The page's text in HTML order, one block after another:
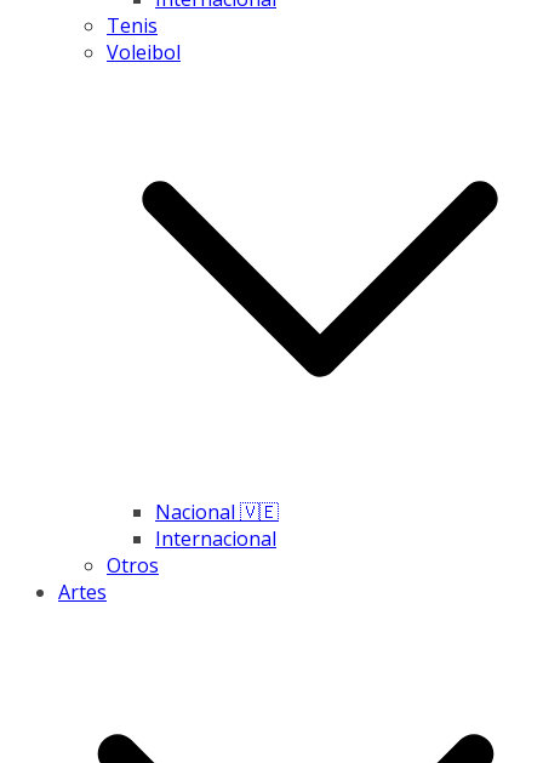
Tenis
Voleibol
Nacional 🇻🇪
Internacional
Otros
Artes